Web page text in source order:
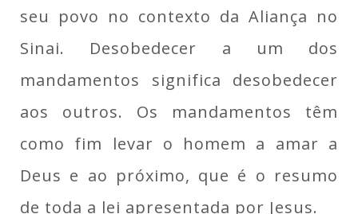
seu povo no contexto da Aliança no
Sinai. Desobedecer a um dos
mandamentos significa desobedecer
aos outros. Os mandamentos têm
como fim levar o homem a amar a
Deus e ao próximo, que é o resumo
de toda a lei apresentada por Jesus.